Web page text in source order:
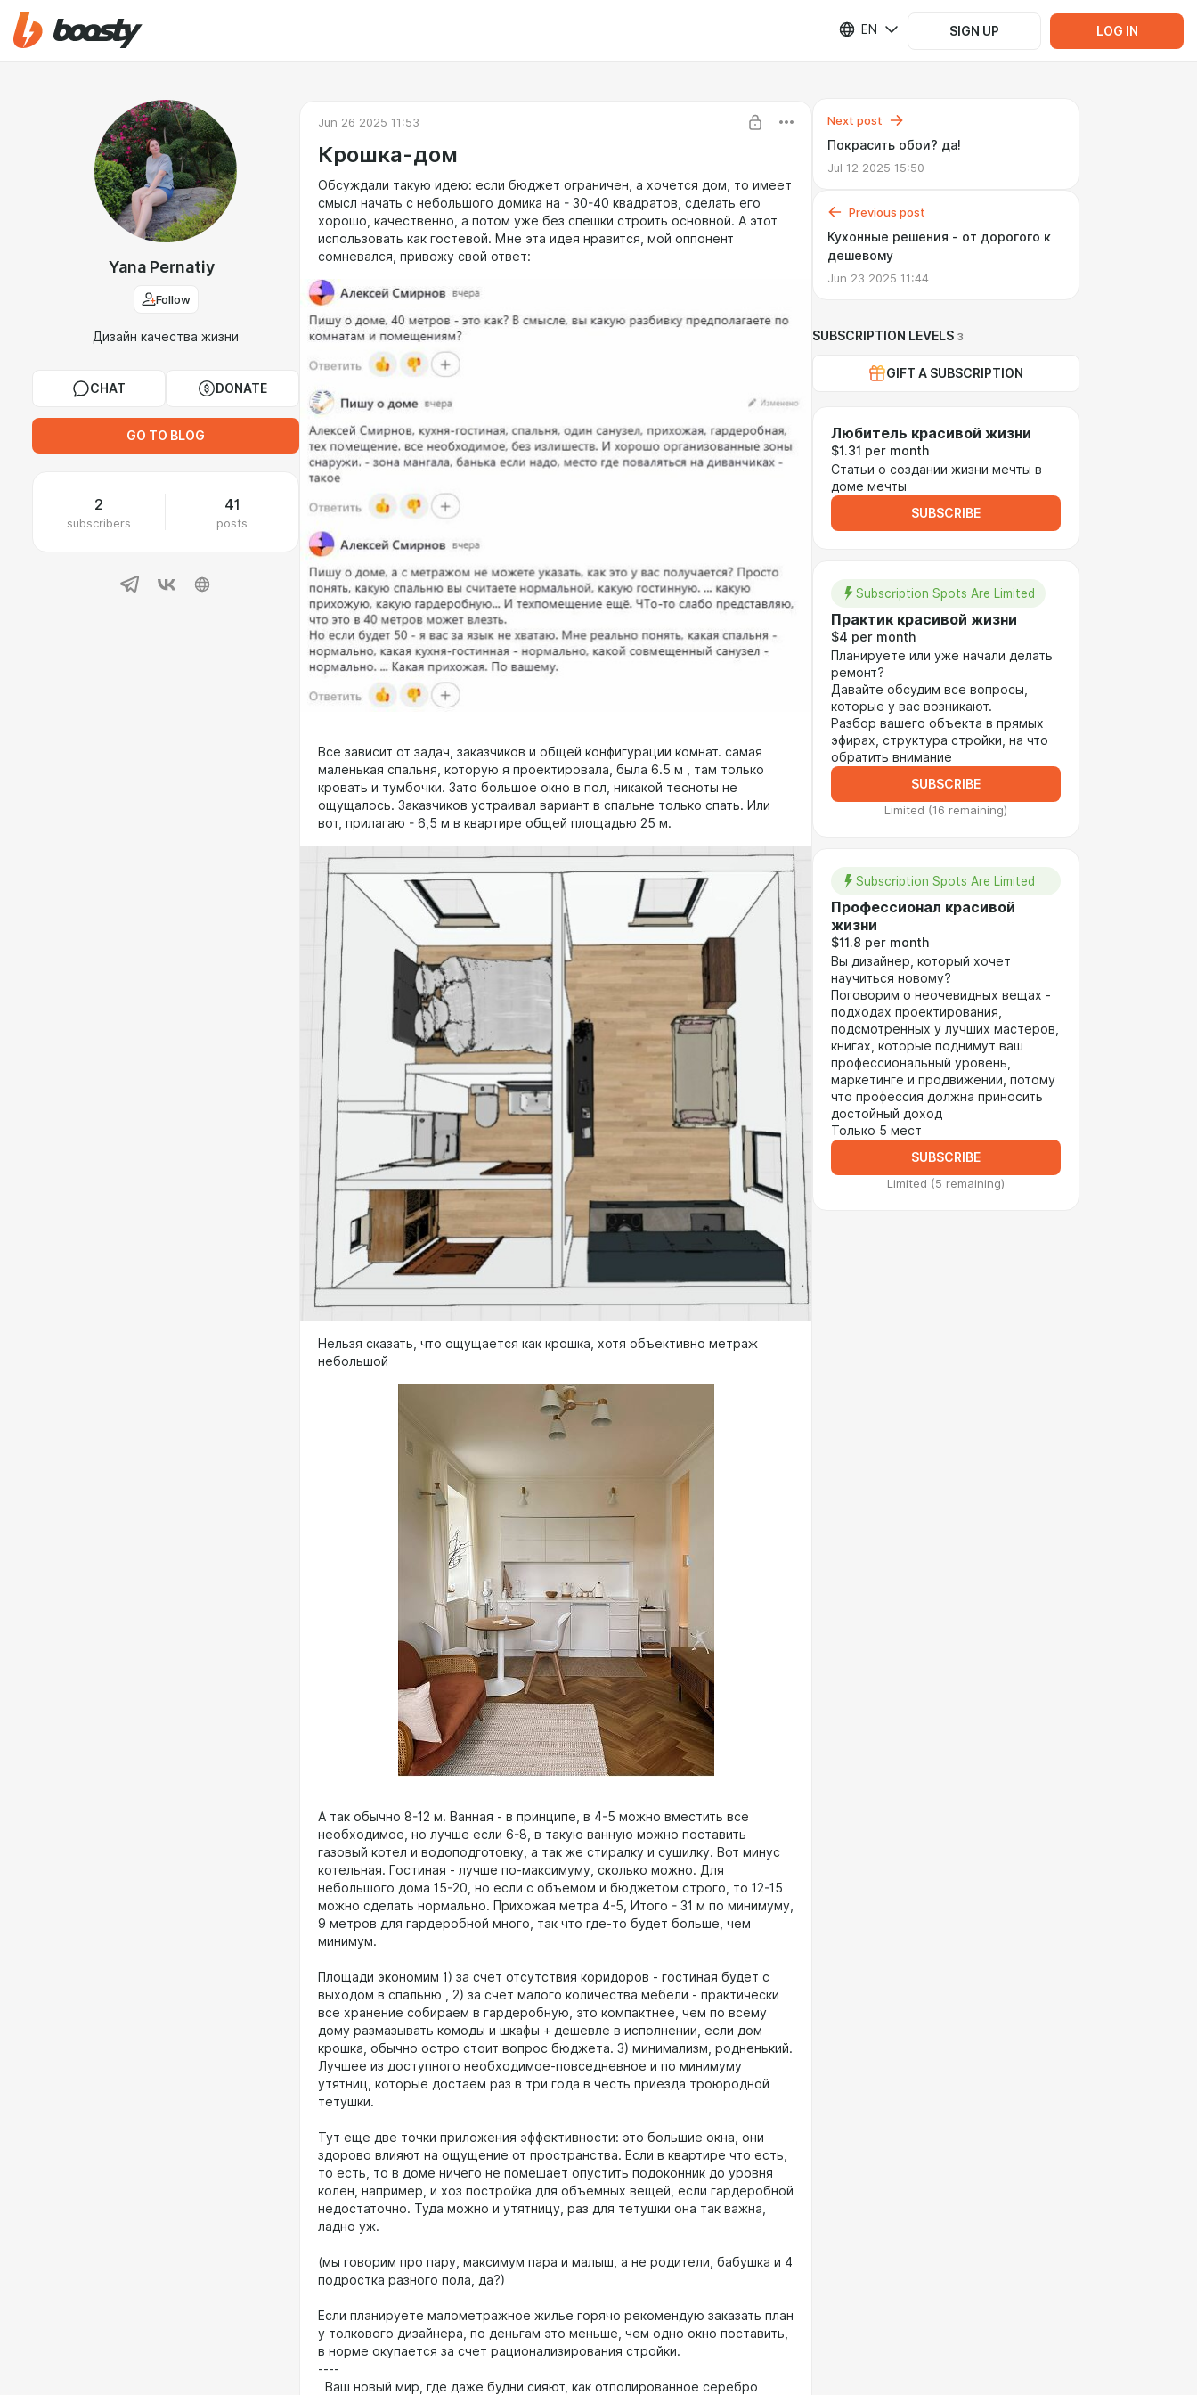
EN SIGN UP LOG IN
Yana Pernatiy
Follow
Дизайн качества жизни
CHAT DONATE
GO TO BLOG
2
subscribers
41
posts
Jun 26 2025 11:53
Крошка-дом
Обсуждали такую идею: если бюджет ограничен, а хочется дом, то имеет
смысл начать с небольшого домика на - 30-40 квадратов, сделать его
хорошо, качественно, а потом уже без спешки строить основной. А этот
использовать как гостевой. Мне эта идея нравится, мой оппонент
сомневался, привожу свой ответ:
Все зависит от задач, заказчиков и общей конфигурации комнат. самая
маленькая спальня, которую я проектировала, была 6.5 м , там только
кровать и тумбочки. Зато большое окно в пол, никакой тесноты не
ощущалось. Заказчиков устраивал вариант в спальне только спать. Или
вот, прилагаю - 6,5 м в квартире общей площадью 25 м.
Нельзя сказать, что ощущается как крошка, хотя объективно метраж
небольшой
А так обычно 8-12 м. Ванная - в принципе, в 4-5 можно вместить все
необходимое, но лучше если 6-8, в такую ванную можно поставить
газовый котел и водоподготовку, а так же стиралку и сушилку. Вот минус
котельная. Гостиная - лучше по-максимуму, сколько можно. Для
небольшого дома 15-20, но если с объемом и бюджетом строго, то 12-15
можно сделать нормально. Прихожая метра 4-5, Итого - 31 м по минимуму,
9 метров для гардеробной много, так что где-то будет больше, чем
минимум.
Площади экономим 1) за счет отсутствия коридоров - гостиная будет с
выходом в спальню , 2) за счет малого количества мебели - практически
все хранение собираем в гардеробную, это компактнее, чем по всему
дому размазывать комоды и шкафы + дешевле в исполнении, если дом
крошка, обычно остро стоит вопрос бюджета. 3) минимализм, родненький.
Лучшее из доступного необходимое-повседневное и по минимуму
утятниц, которые достаем раз в три года в честь приезда троюродной
тетушки.
Тут еще две точки приложения эффективности: это большие окна, они
здорово влияют на ощущение от пространства. Если в квартире что есть,
то есть, то в доме ничего не помешает опустить подоконник до уровня
колен, например, и хоз постройка для объемных вещей, если гардеробной
недостаточно. Туда можно и утятницу, раз для тетушки она так важна,
ладно уж.
(мы говорим про пару, максимум пара и малыш, а не родители, бабушка и 4
подростка разного пола, да?)
Если планируете малометражное жилье горячо рекомендую заказать план
у толкового дизайнера, по деньгам это меньше, чем одно окно поставить,
в норме окупается за счет рационализирования стройки.
----
Ваш новый мир, где даже будни сияют, как отполированное серебро
Next post
Покрасить обои? да!
Jul 12 2025 15:50
Previous post
Кухонные решения - от дорогого к
дешевому
Jun 23 2025 11:44
SUBSCRIPTION LEVELS 3
GIFT A SUBSCRIPTION
Любитель красивой жизни
$1.31 per month
Статьи о создании жизни мечты в
доме мечты
SUBSCRIBE
Subscription Spots Are Limited
Практик красивой жизни
$4 per month
Планируете или уже начали делать
ремонт?
Давайте обсудим все вопросы,
которые у вас возникают.
Разбор вашего объекта в прямых
эфирах, структура стройки, на что
обратить внимание
SUBSCRIBE
Limited (16 remaining)
Subscription Spots Are Limited
Профессионал красивой
жизни
$11.8 per month
Вы дизайнер, который хочет
научиться новому?
Поговорим о неочевидных вещах -
подходах проектирования,
подсмотренных у лучших мастеров,
книгах, которые поднимут ваш
профессиональный уровень,
маркетинге и продвижении, потому
что профессия должна приносить
достойный доход
Только 5 мест
SUBSCRIBE
Limited (5 remaining)